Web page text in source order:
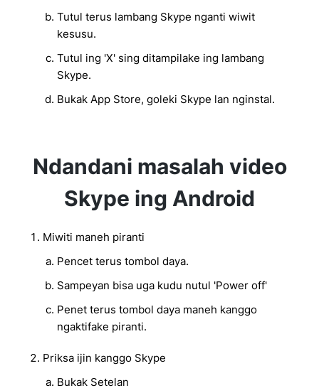
Tutul terus lambang Skype nganti wiwit
kesusu.
Tutul ing 'X' sing ditampilake ing lambang
Skype.
Bukak App Store, goleki Skype lan nginstal.
Ndandani masalah video
Skype ing Android
Miwiti maneh piranti
Pencet terus tombol daya.
Sampeyan bisa uga kudu nutul 'Power off'
Penet terus tombol daya maneh kanggo
ngaktifake piranti.
Priksa ijin kanggo Skype
Bukak Setelan